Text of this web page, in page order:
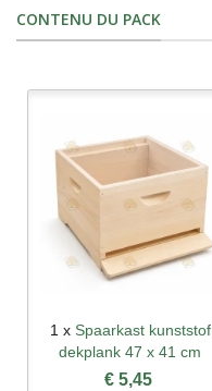
CONTENU DU PACK
1 x Spaarkast kunststof
dekplank 47 x 41 cm
€ 5,45